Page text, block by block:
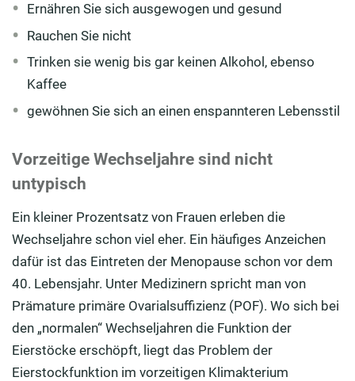
Ernähren Sie sich ausgewogen und gesund
Rauchen Sie nicht
Trinken sie wenig bis gar keinen Alkohol, ebenso
Kaffee
gewöhnen Sie sich an einen enspannteren Lebensstil
Vorzeitige Wechseljahre sind nicht
untypisch
Ein kleiner Prozentsatz von Frauen erleben die
Wechseljahre schon viel eher. Ein häufiges Anzeichen
dafür ist das Eintreten der Menopause schon vor dem
40. Lebensjahr. Unter Medizinern spricht man von
Prämature primäre Ovarialsuffizienz (POF). Wo sich bei
den „normalen“ Wechseljahren die Funktion der
Eierstöcke erschöpft, liegt das Problem der
Eierstockfunktion im vorzeitigen Klimakterium